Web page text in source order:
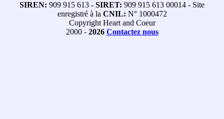
SIREN: 909 915 613 - SIRET: 909 915 613 00014 - Site
enregistré à la CNIL: N° 1000472
Copyright Heart and Coeur
2000 - 2026 Contactez nous